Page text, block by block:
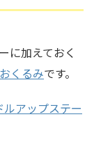
に加えておく
くるみです。
ルアップステー